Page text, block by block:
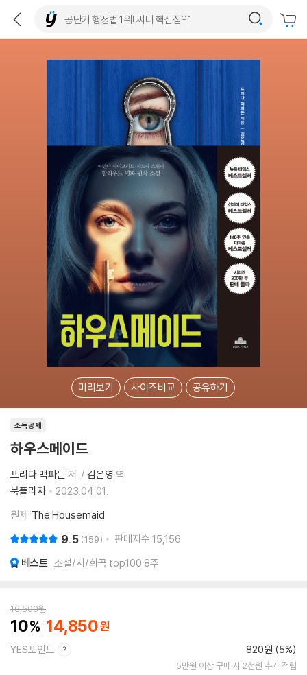
미리보기 사이즈비교 공유하기
소득공제
하우스메이드
프리다 맥파든 저 김은영 역
북플라자
2023.04.01.
원제 The Housemaid
9.5 159 판매지수 15,156
베스트 소설/시/희곡 top100 8주
16,500원
10 14,850
YES포인트 820원 (5%)
5만원 이상 구매 시 2천원 추가 적립